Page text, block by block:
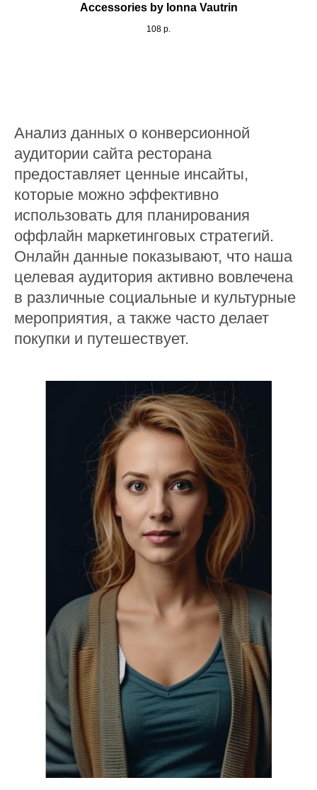
Accessories by Ionna Vautrin
108 р.
Анализ данных о конверсионной
аудитории сайта ресторана
предоставляет ценные инсайты,
которые можно эффективно
использовать для планирования
оффлайн маркетинговых стратегий.
Онлайн данные показывают, что наша
целевая аудитория активно вовлечена
в различные социальные и культурные
мероприятия, а также часто делает
покупки и путешествует.